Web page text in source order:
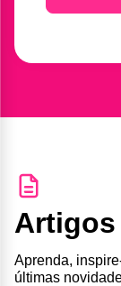
Aprenda,
últimas